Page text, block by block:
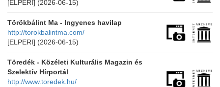
[ELPERI] (2026-06-15)
Törökbálint Ma - Ingyenes havilap
http://torokbalintma.com/
[ELPERI] (2026-06-15)
Töredék - Közéleti Kulturális Magazin és
Szelektív Hírportál
http://www.toredek.hu/